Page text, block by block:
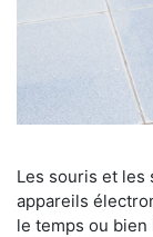
Les souris et les
appareils
le temps ou